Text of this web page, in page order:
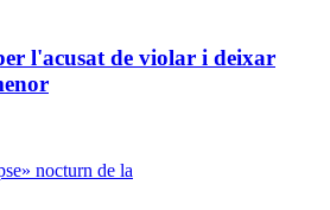
l'acusat de violar i deixar